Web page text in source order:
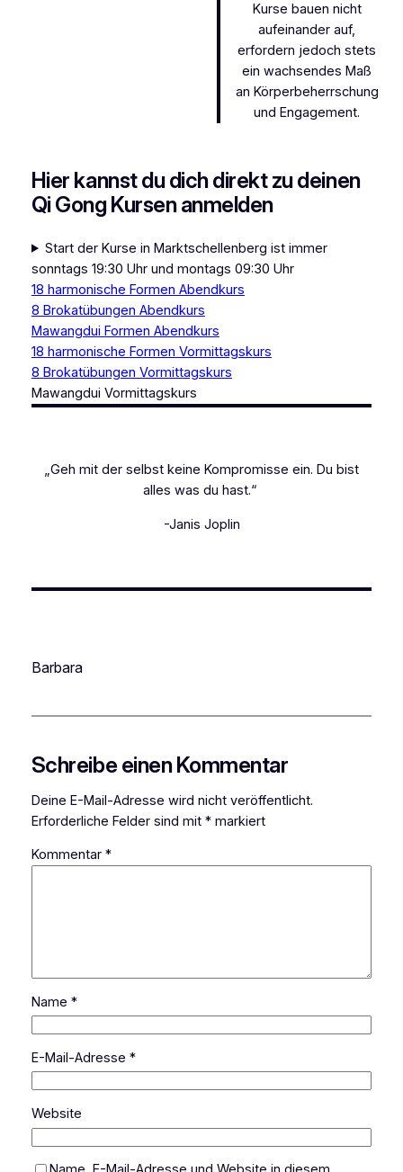
Kurse bauen nicht
aufeinander auf,
erfordern jedoch stets
ein wachsendes Maß
an Körperbeherrschung
und Engagement.
Hier kannst du dich direkt zu deinen
Qi Gong Kursen anmelden
Start der Kurse in Marktschellenberg ist immer
sonntags 19:30 Uhr und montags 09:30 Uhr
18 harmonische Formen Abendkurs
8 Brokatübungen Abendkurs
Mawangdui Formen Abendkurs
18 harmonische Formen Vormittagskurs
8 Brokatübungen Vormittagskurs
Mawangdui Vormittagskurs
„Geh mit der selbst keine Kompromisse ein. Du bist
alles was du hast.“
-Janis Joplin
Barbara
Schreibe einen Kommentar
Deine E-Mail-Adresse wird nicht veröffentlicht.
Erforderliche Felder sind mit *markiert
Kommentar *
Name *
E-Mail-Adresse *
Website